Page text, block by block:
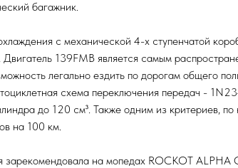
багажник.
с механической 4-х ступенчатой
139FMB является самым
легально ездить по дорогам общего
схема переключения передач -
до 120 см³. Также одним из критериев,
на 100 км.
зарекомендовала на мопедах ROCKOT ALPHA